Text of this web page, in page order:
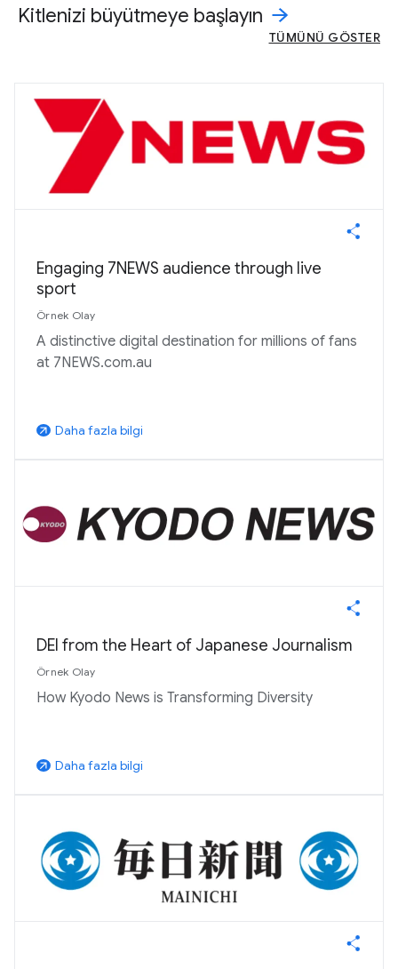
Kitlenizi büyütmeye başlayın
TÜMÜNÜ GÖSTER
Engaging 7NEWS audience through live
sport
Örnek Olay
A distinctive digital destination for millions of fans
at 7NEWS.com.au
arrow_outward Daha fazla bilgi
DEI from the Heart of Japanese Journalism
Örnek Olay
How Kyodo News is Transforming Diversity
arrow_outward Daha fazla bilgi